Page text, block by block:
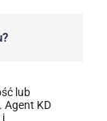
lub
KD
i